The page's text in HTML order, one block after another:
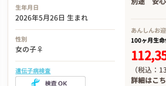
生年月日
2026年5月26日 生まれ
性別
女の子♀
遺伝子病検査
あんしんお
100ヶ月生命
（税込：
詳細はこ